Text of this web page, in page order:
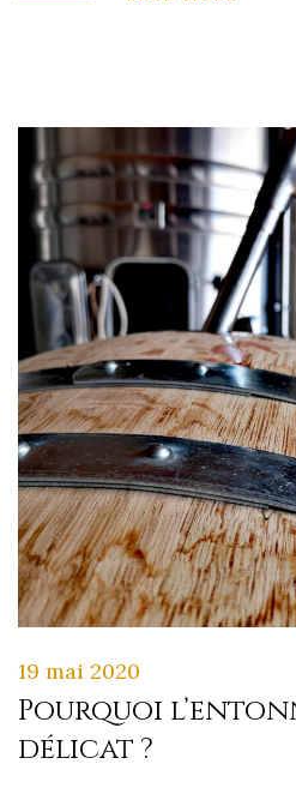
19 mai 2020
Pourquoi
délicat ?